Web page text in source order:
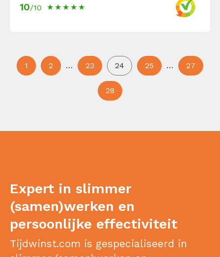
10/10
1 2 … 23 24 25 … 27
28
Expert in slimmer
(samen)werken en
persoonlijke effectiviteit
Tijdwinst.com is gespecialiseerd in